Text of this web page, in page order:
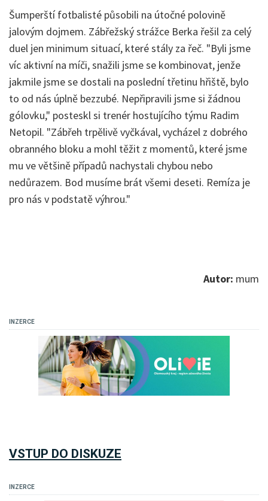
Šumperští fotbalisté působili na útočné polovině
jalovým dojmem. Zábřežský strážce Berka řešil za celý
duel jen minimum situací, které stály za řeč. "Byli jsme
víc aktivní na míči, snažili jsme se kombinovat, jenže
jakmile jsme se dostali na poslední třetinu hřiště, bylo
to od nás úplně bezzubé. Nepřipravili jsme si žádnou
gólovku," posteskl si trenér hostujícího týmu Radim
Netopil. "Zábřeh trpělivě vyčkával, vycházel z dobrého
obranného bloku a mohl těžit z momentů, které jsme
mu ve většině případů nachystali chybou nebo
nedůrazem. Bod musíme brát všemi deseti. Remíza je
pro nás v podstatě výhrou."
Autor: mum
INZERCE
VSTUP DO DISKUZE
INZERCE